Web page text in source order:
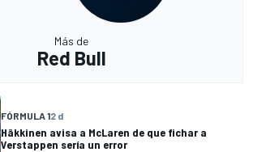
Más de
Red Bull
FÓRMULA 12 d
Häkkinen avisa a McLaren de que fichar a
Verstappen sería un error